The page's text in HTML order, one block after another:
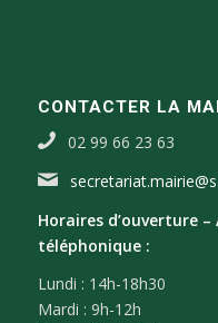
CONTACTER LA
02 99 66 23 63
Horaires d’ouverture –
téléphonique :
Lundi : 14h-18h30
Mardi : 9h-12h